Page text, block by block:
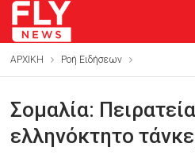
ΑΡΧΙΚΗ Ροή Ειδήσεων
Σομαλία:
ελληνόκτητο